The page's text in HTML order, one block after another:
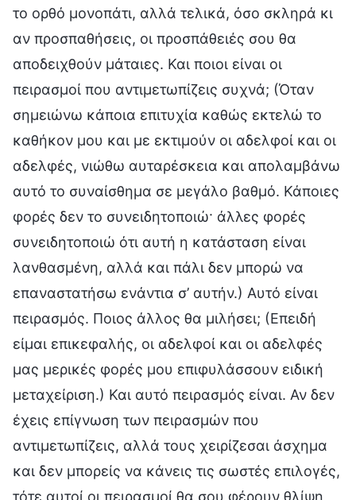
το ορθό μονοπάτι, αλλά τελικά, όσο σκληρά κι
αν προσπαθήσεις, οι προσπάθειές σου θα
αποδειχθούν μάταιες. Και ποιοι είναι οι
πειρασμοί που αντιμετωπίζεις συχνά; (Όταν
σημειώνω κάποια επιτυχία καθώς εκτελώ το
καθήκον μου και με εκτιμούν οι αδελφοί και οι
αδελφές, νιώθω αυταρέσκεια και απολαμβάνω
αυτό το συναίσθημα σε μεγάλο βαθμό. Κάποιες
φορές δεν το συνειδητοποιώ· άλλες φορές
συνειδητοποιώ ότι αυτή η κατάσταση είναι
λανθασμένη, αλλά και πάλι δεν μπορώ να
επαναστατήσω ενάντια σ’ αυτήν.) Αυτό είναι
πειρασμός. Ποιος άλλος θα μιλήσει; (Επειδή
είμαι επικεφαλής, οι αδελφοί και οι αδελφές
μας μερικές φορές μου επιφυλάσσουν ειδική
μεταχείριση.) Και αυτό πειρασμός είναι. Αν δεν
έχεις επίγνωση των πειρασμών που
αντιμετωπίζεις, αλλά τους χειρίζεσαι άσχημα
και δεν μπορείς να κάνεις τις σωστές επιλογές,
τότε αυτοί οι πειρασμοί θα σου φέρουν θλίψη